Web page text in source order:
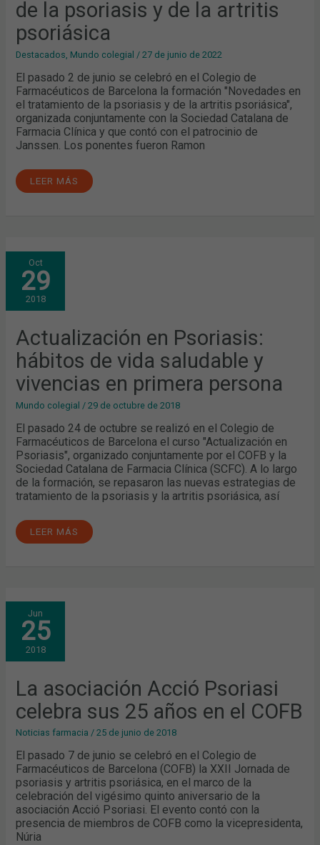
de la psoriasis y de la artritis
psoriásica
Destacados, Mundo colegial /27 de junio de 2022
El pasado 2 de junio se celebró en el Colegio de
Farmacéuticos de Barcelona la formación "Novedades en
el tratamiento de la psoriasis y de la artritis psoriásica",
organizada conjuntamente con la Sociedad Catalana de
Farmacia Clínica y que contó con el patrocinio de
Janssen. Los ponentes fueron Ramon
LEER MÁS
Oct
29
2018
Actualización en Psoriasis:
hábitos de vida saludable y
vivencias en primera persona
Mundo colegial /29 de octubre de 2018
El pasado 24 de octubre se realizó en el Colegio de
Farmacéuticos de Barcelona el curso "Actualización en
Psoriasis", organizado conjuntamente por el COFB y la
Sociedad Catalana de Farmacia Clínica (SCFC). A lo largo
de la formación, se repasaron las nuevas estrategias de
tratamiento de la psoriasis y la artritis psoriásica, así
ACTUALIZACIÓN
EN
PSORIASIS:
HÁBITOS
DE
VIDA
SALUDABLE
VIVENCIAS
EN
PRIMERA
PERSONA
LEER MÁS
Jun
25
2018
La asociación Acció Psoriasi
celebra sus 25 años en el COFB
Noticias farmacia /25 de junio de 2018
El pasado 7 de junio se celebró en el Colegio de
Farmacéuticos de Barcelona (COFB) la XXII Jornada de
psoriasis y artritis psoriásica, en el marco de la
celebración del vigésimo quinto aniversario de la
asociación Acció Psoriasi. El evento contó con la
presencia de miembros de COFB como la vicepresidenta,
Núria
LA
ASOCIACIÓN
ACCIÓ
PSORIASI
CELEBRA
SUS
25
EL
COFB